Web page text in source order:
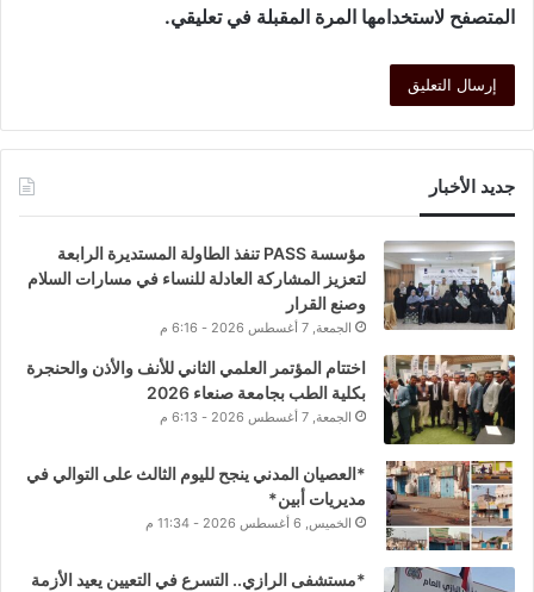
المتصفح لاستخدامها المرة المقبلة في تعليقي.
جديد الأخبار
مؤسسة PASS تنفذ الطاولة المستديرة الرابعة
لتعزيز المشاركة العادلة للنساء في مسارات السلام
وصنع القرار
الجمعة, 7 أغسطس 2026 - 6:16 م
اختتام المؤتمر العلمي الثاني للأنف والأذن والحنجرة
بكلية الطب بجامعة صنعاء 2026
الجمعة, 7 أغسطس 2026 - 6:13 م
*العصيان المدني ينجح لليوم الثالث على التوالي في
مديريات أبين*
الخميس, 6 أغسطس 2026 - 11:34 م
*مستشفى الرازي.. التسرع في التعيين يعيد الأزمة